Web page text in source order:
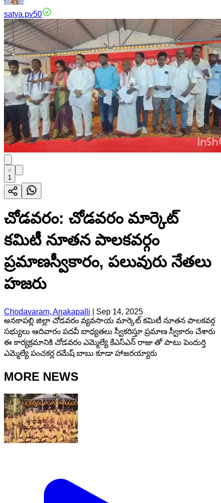
satya.pv50
1
చోడవరం: చోడవరం మార్కెట్
కమిటీ నూతన పాలకవర్గం
ప్రమాణస్వీకారం, పలువురు నేతలు
హజరు
Chodavaram, Anakapalli
Sep 14, 2025
అనకాపల్లి జిల్లా చోడవరం వ్యవసాయ మార్కెట్ కమిటీ నూతన పాలకవర్గ
సభ్యులు ఆదివారం పదవీ బాధ్యతలు స్వీకరిస్తూ ప్రమాణ స్వీకారం చేశారు
ఈ కార్యక్రమానికి చోడవరం ఎమ్మెల్యే కేఎస్ఎన్ రాజు తో పాటు పెందుర్తి
ఎమ్మెల్యే పంచకర్ల రమేష్ బాబు కూడా హాజరయ్యారు
MORE NEWS